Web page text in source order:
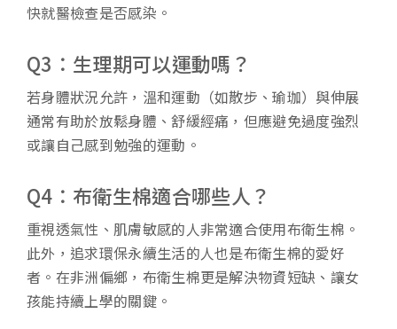
快就醫檢查是否感染。
Q3：生理期可以運動嗎？
若身體狀況允許，溫和運動（如散步、瑜珈）與伸展
通常有助於放鬆身體、舒緩經痛，但應避免過度強烈
或讓自己感到勉強的運動。
Q4：布衛生棉適合哪些人？
重視透氣性、肌膚敏感的人非常適合使用布衛生棉。
此外，追求環保永續生活的人也是布衛生棉的愛好
者。在非洲偏鄉，布衛生棉更是解決物資短缺、讓女
孩能持續上學的關鍵。